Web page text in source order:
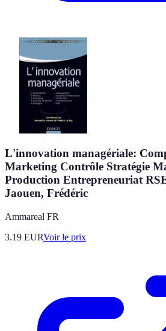
L'innovation managériale:
Marketing Contrôle Stratégie
Production Entrepreneuriat
Jaouen, Frédéric
Ammareal FR
3.19 EURVoir le prix